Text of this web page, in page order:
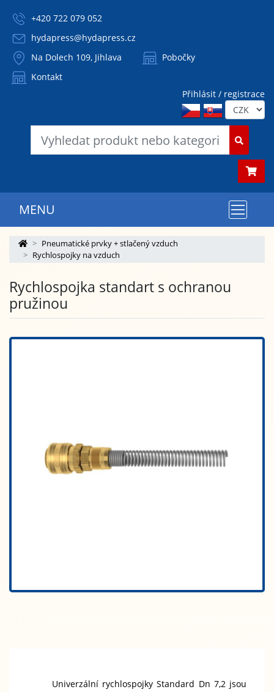
+420 722 079 052
hydapress@hydapress.cz
Na Dolech 109, Jihlava
Pobočky
Kontakt
Přihlásit / registrace
MENU
Pneumatické prvky + stlačený vzduch
Rychlospojky na vzduch
Rychlospojka standart s ochranou
pružinou
Univerzální rychlospojky Standard Dn 7,2 jsou